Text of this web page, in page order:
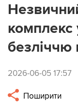
комплекс
безліччю
2026-06-05 17:57
Поширити